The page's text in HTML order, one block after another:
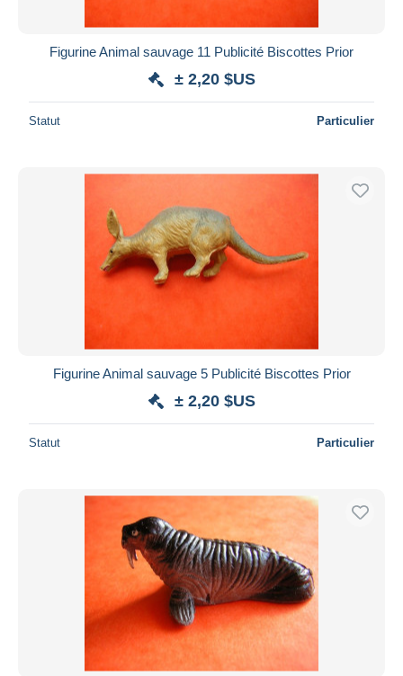
Figurine Animal sauvage 11 Publicité Biscottes Prior
± 2,20 $US
Statut Particulier
Figurine Animal sauvage 5 Publicité Biscottes Prior
± 2,20 $US
Statut Particulier